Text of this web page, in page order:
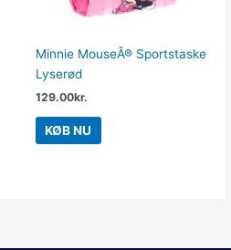
Minnie MouseÂ® Sportstaske
Lyserød
129.00kr.
KØB NU